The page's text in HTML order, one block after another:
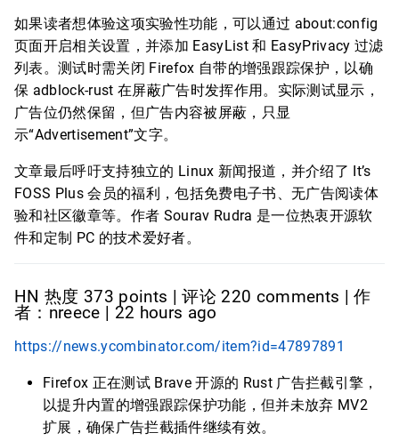
如果读者想体验这项实验性功能，可以通过 about:config
页面开启相关设置，并添加 EasyList 和 EasyPrivacy 过滤
列表。测试时需关闭 Firefox 自带的增强跟踪保护，以确
保 adblock-rust 在屏蔽广告时发挥作用。实际测试显示，
广告位仍然保留，但广告内容被屏蔽，只显
示“Advertisement”文字。
文章最后呼吁支持独立的 Linux 新闻报道，并介绍了 It’s
FOSS Plus 会员的福利，包括免费电子书、无广告阅读体
验和社区徽章等。作者 Sourav Rudra 是一位热衷开源软
件和定制 PC 的技术爱好者。
HN 热度 373 points | 评论 220 comments | 作
者：nreece | 22 hours ago
https://news.ycombinator.com/item?id=47897891
Firefox 正在测试 Brave 开源的 Rust 广告拦截引擎，
以提升内置的增强跟踪保护功能，但并未放弃 MV2
扩展，确保广告拦截插件继续有效。